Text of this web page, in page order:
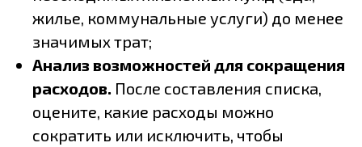
жилье, коммунальные услуги) до менее
значимых трат;
Анализ возможностей для сокращения
расходов. После составления списка,
оцените, какие расходы можно
сократить или исключить, чтобы